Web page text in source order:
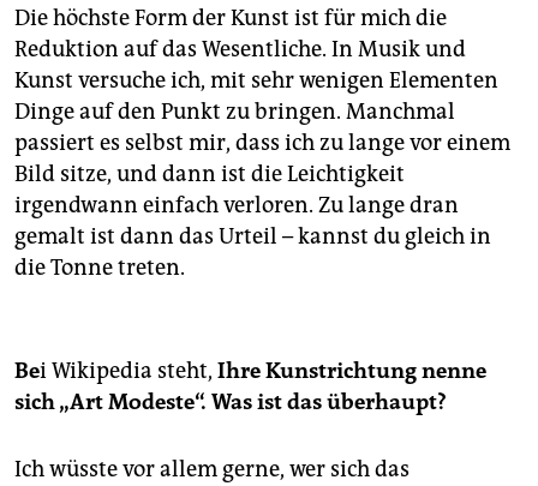
Die höchste Form der Kunst ist für mich die
Reduktion auf das Wesentliche. In Musik und
Kunst versuche ich, mit sehr wenigen Elementen
Dinge auf den Punkt zu bringen. Manchmal
passiert es selbst mir, dass ich zu lange vor einem
Bild sitze, und dann ist die Leichtigkeit
irgendwann einfach verloren. Zu lange dran
gemalt ist dann das Urteil – kannst du gleich in
die Tonne treten.
Bei Wikipedia steht, Ihre Kunstrichtung nenne
sich „Art Modeste“. Was ist das überhaupt?
Ich wüsste vor allem gerne, wer sich das